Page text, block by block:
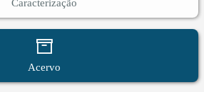
Caracterização
Acervo